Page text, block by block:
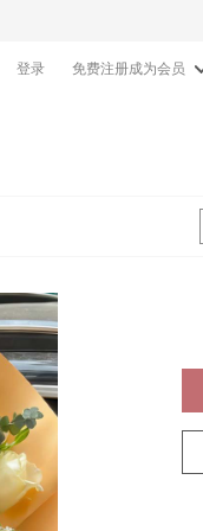
登录 免费注册成为会员